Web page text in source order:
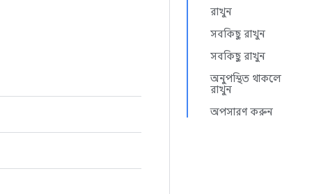
রাখুন
সবকিছু রাখুন
সবকিছু রাখুন
অনুপস্থিত থাকলে
রাখুন
অপসারণ করুন